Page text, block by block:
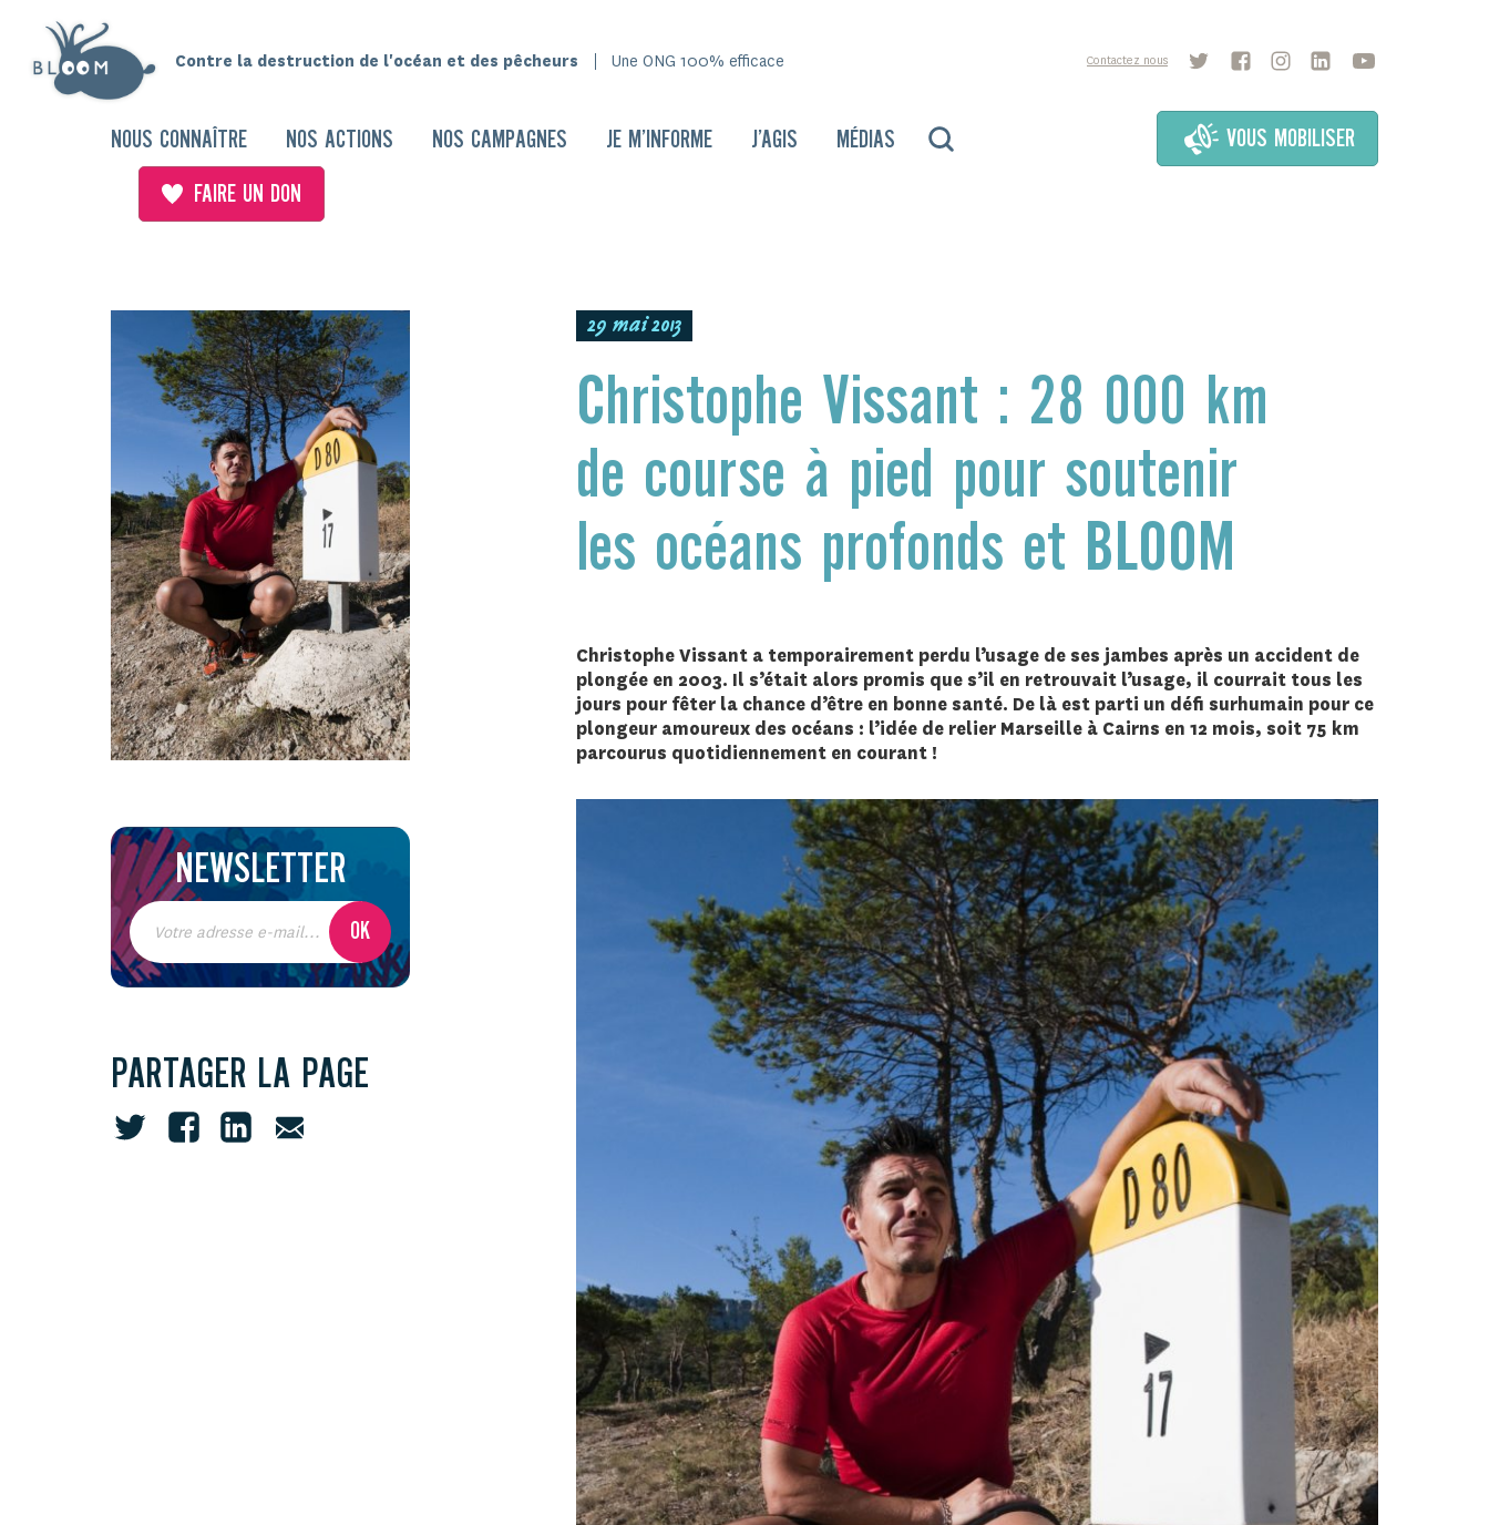
Contre la destruction de l'océan et des pêcheurs Une ONG 100% efficace Contactez nous
NOUS CONNAÎTRE NOS ACTIONS NOS CAMPAGNES JE M’INFORME J’AGIS MÉDIAS VOUS MOBILISER
FAIRE UN DON
NEWSLETTER
PARTAGER LA PAGE
29 mai 2013
Christophe Vissant : 28 000 km
de course à pied pour soutenir
les océans profonds et BLOOM
Christophe Vissant a temporairement perdu l’usage de ses jambes après un accident de
plongée en 2003. Il s’était alors promis que s’il en retrouvait l’usage, il courrait tous les
jours pour fêter la chance d’être en bonne santé. De là est parti un défi surhumain pour ce
plongeur amoureux des océans : l’idée de relier Marseille à Cairns en 12 mois, soit 75 km
parcourus quotidiennement en courant !